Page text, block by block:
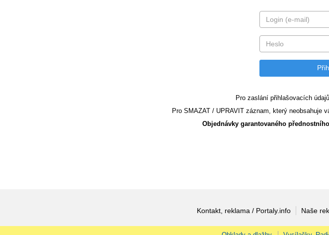
Pro zaslání přihlašovacích
Pro SMAZAT / UPRAVIT záznam, který neobsahuje
Objednávky garantovaného
Kontakt, reklama / Portaly.info Naše